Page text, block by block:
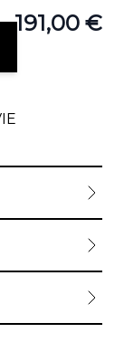
191,00 €